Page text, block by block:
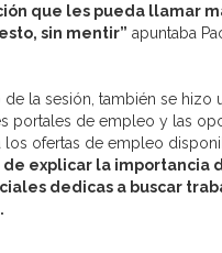
que les pueda llamar
sin mentir” apuntaba
la sesión, también se hizo
portales de empleo y las
los ofertas de empleo
de explicar la importancia
dedicas a buscar
.